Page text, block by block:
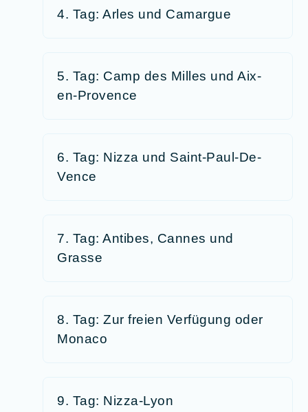
4. Tag: Arles und Camargue
5. Tag: Camp des Milles und Aix-
en-Provence
6. Tag: Nizza und Saint-Paul-De-
Vence
7. Tag: Antibes, Cannes und
Grasse
8. Tag: Zur freien Verfügung oder
Monaco
9. Tag: Nizza-Lyon